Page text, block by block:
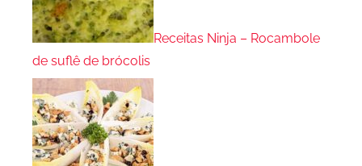
Receitas Ninja – Rocambole
de suflê de brócolis